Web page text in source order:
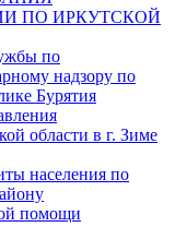
ПО ИРКУТСКОЙ
по
надзору по
Бурятия
области в г. Зиме
населения по
помощи